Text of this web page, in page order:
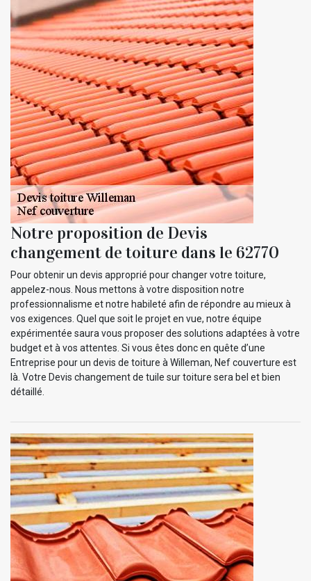
Notre proposition de Devis
changement de toiture dans le 62770
Pour obtenir un devis approprié pour changer votre toiture,
appelez-nous. Nous mettons à votre disposition notre
professionnalisme et notre habileté afin de répondre au mieux à
vos exigences. Quel que soit le projet en vue, notre équipe
expérimentée saura vous proposer des solutions adaptées à votre
budget et à vos attentes. Si vous êtes donc en quête d’une
Entreprise pour un devis de toiture à Willeman, Nef couverture est
là. Votre Devis changement de tuile sur toiture sera bel et bien
détaillé.